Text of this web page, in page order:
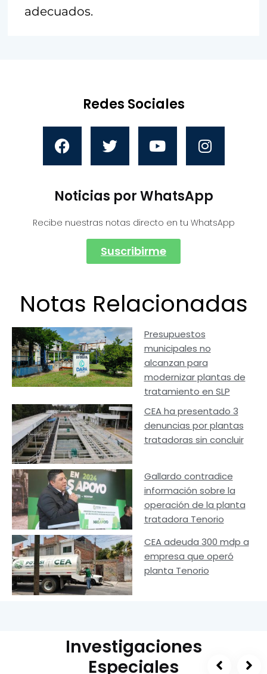
adecuados.
Redes Sociales
Noticias por WhatsApp
Recibe nuestras notas directo en tu WhatsApp
Suscribirme
Notas Relacionadas
Presupuestos
municipales no
alcanzan para
modernizar plantas de
tratamiento en SLP
CEA ha presentado 3
denuncias por plantas
tratadoras sin concluir
Gallardo contradice
información sobre la
operación de la planta
tratadora Tenorio
CEA adeuda 300 mdp a
empresa que operó
planta Tenorio
Investigaciones
Especiales